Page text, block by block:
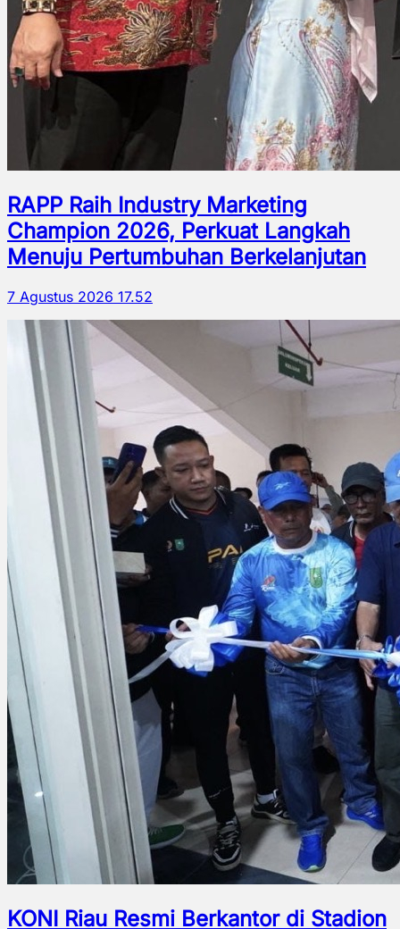
RAPP Raih Industry Marketing
Champion 2026, Perkuat Langkah
Menuju Pertumbuhan Berkelanjutan
7 Agustus 2026 17.52
KONI Riau Resmi Berkantor di Stadion